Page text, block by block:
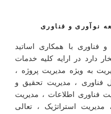
نوآوری و فناوری
فناوری با همکاری اساتید
دارد در ارایه کلیه خدمات
به ویژه مدیریت پروژه ،
فناوری ، مدیریت تحقیق و
فناوری اطلاعات ، مدیریت
مدیریت استراتژیک ، تعالی